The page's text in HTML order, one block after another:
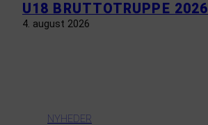
U18 BRUTTOTRUPPE 2026
4. august 2026
NYHEDER